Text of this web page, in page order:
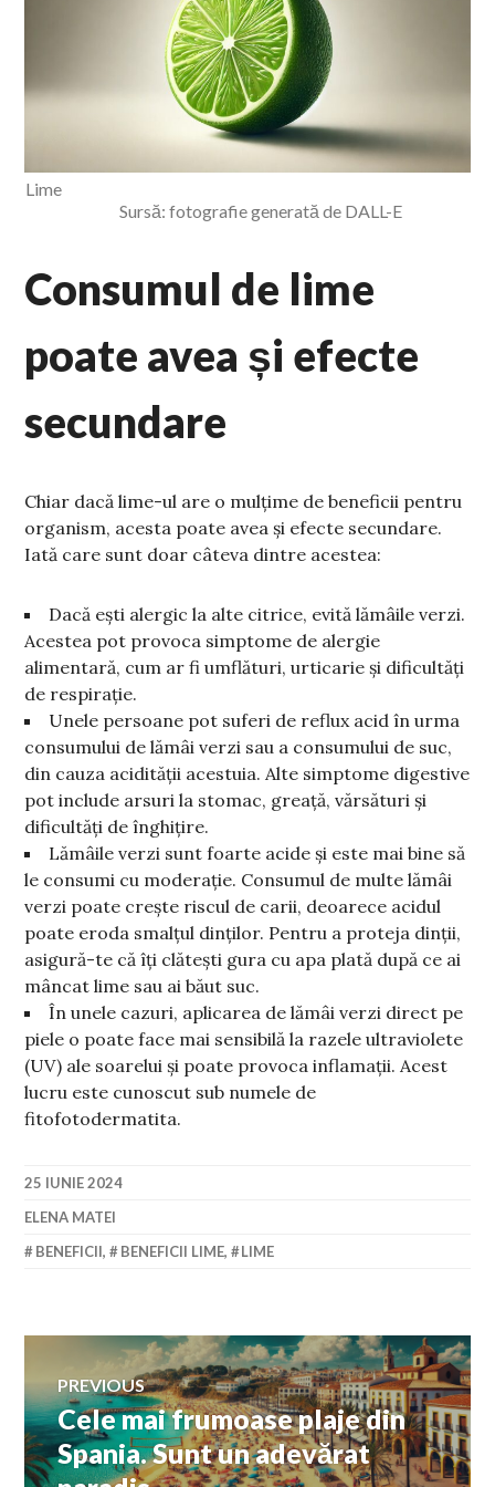
Lime
Sursă: fotografie generată de DALL-E
Consumul de lime
poate avea și efecte
secundare
Chiar dacă lime-ul are o mulțime de beneficii pentru
organism, acesta poate avea și efecte secundare.
Iată care sunt doar câteva dintre acestea:
Dacă ești alergic la alte citrice, evită lămâile verzi.
Acestea pot provoca simptome de alergie
alimentară, cum ar fi umflături, urticarie și dificultăți
de respirație.
Unele persoane pot suferi de reflux acid în urma
consumului de lămâi verzi sau a consumului de suc,
din cauza acidității acestuia. Alte simptome digestive
pot include arsuri la stomac, greață, vărsături și
dificultăți de înghițire.
Lămâile verzi sunt foarte acide și este mai bine să
le consumi cu moderație. Consumul de multe lămâi
verzi poate crește riscul de carii, deoarece acidul
poate eroda smalțul dinților. Pentru a proteja dinții,
asigură-te că îți clătești gura cu apa plată după ce ai
mâncat lime sau ai băut suc.
În unele cazuri, aplicarea de lămâi verzi direct pe
piele o poate face mai sensibilă la razele ultraviolete
(UV) ale soarelui și poate provoca inflamații. Acest
lucru este cunoscut sub numele de
fitofotodermatita.
25 IUNIE 2024
ELENA MATEI
BENEFICII, BENEFICII LIME, LIME
Navigare
în
PREVIOUS
Previous
post:
Cele mai frumoase plaje din
Spania. Sunt un adevărat